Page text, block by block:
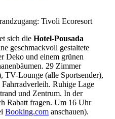
Tivoli Ecoresort
sich die Hotel-Pousada
geschmackvoll gestaltete
Deko und einem grünen
29 Zimmer
TV-Lounge (alle Sportsender),
Ruhige Lage
und Zentrum. In der
Rabatt fragen. Um 16 Uhr
Booking.com anschauen).